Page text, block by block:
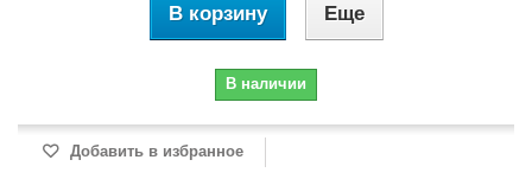
В корзину Еще
В наличии
Добавить в избранное